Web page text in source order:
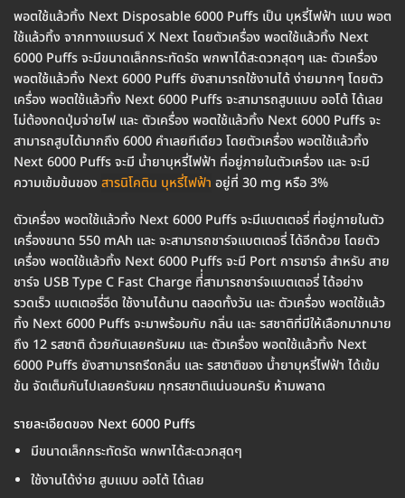
พอตใช้แล้วทิ้ง Next Disposable 6000 Puffs เป็น บุหรี่ไฟฟ้า แบบ พอต
ใช้แล้วทิ้ง จากทางแบรนด์ X Next โดยตัวเครื่อง พอตใช้แล้วทิ้ง Next
6000 Puffs จะมีขนาดเล็กกระทัดรัด พกพาได้สะดวกสุดๆ และ ตัวเครื่อง
พอตใช้แล้วทิ้ง Next 6000 Puffs ยังสามารถใช้งานได้ ง่ายมากๆ โดยตัว
เครื่อง พอตใช้แล้วทิ้ง Next 6000 Puffs จะสามารถสูบแบบ ออโต้ ได้เลย
ไม่ต้องกดปุ่มจ่ายไฟ และ ตัวเครื่อง พอตใช้แล้วทิ้ง Next 6000 Puffs จะ
สามารถสูบได้มากถึง 6000 คำเลยทีเดียว โดยตัวเครื่อง พอตใช้แล้วทิ้ง
Next 6000 Puffs จะมี น้ำยาบุหรี่ไฟฟ้า ที่อยู่ภายในตัวเครื่อง และ จะมี
ความเข้มข้นของ สารนิโคติน บุหรี่ไฟฟ้า อยู่ที่ 30 mg หรือ 3%
ตัวเครื่อง พอตใช้แล้วทิ้ง Next 6000 Puffs จะมีแบตเตอรี่ ที่อยู่ภายในตัว
เครื่องขนาด 550 mAh และ จะสามารถชาร์จแบตเตอรี่ ได้อีกด้วย โดยตัว
เครื่อง พอตใช้แล้วทิ้ง Next 6000 Puffs จะมี Port การชาร์จ สำหรับ สาย
ชาร์จ USB Type C Fast Charge ที่่สามารถชาร์จแบตเตอรี่ ได้อย่าง
รวดเร็ว แบตเตอรี่อึด ใช้งานได้นาน ตลอดทั้งวัน และ ตัวเครื่อง พอตใช้แล้ว
ทิ้ง Next 6000 Puffs จะมาพร้อมกับ กลิ่น และ รสชาติที่มีให้เลือกมากมาย
ถึง 12 รสชาติ ด้วยกันเลยครับผม และ ตัวเครื่อง พอตใช้แล้วทิ้ง Next
6000 Puffs ยังสาามารถรีดกลิ่น และ รสชาติของ น้ำยาบุหรี่ไฟฟ้า ได้เข้ม
ข้น จัดเต็มกันไปเลยครับผม ทุกรสชาติแน่นอนครับ ห้ามพลาด
รายละเอียดของ Next 6000 Puffs
มีขนาดเล็กกระทัดรัด พกพาได้สะดวกสุดๆ
ใช้งานได้ง่าย สูบแบบ ออโต้ ได้เลย